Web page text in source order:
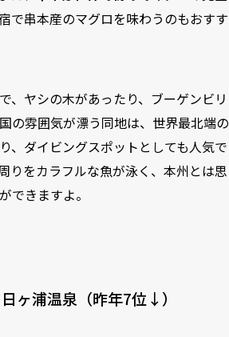
で串本産のマグロを味わうのもおすす
、ヤシの木があったり、ブーゲンビリ
の雰囲気が漂う同地は、世界最北端の
、ダイビングスポットとしても人気で
りをカラフルな魚が泳く、本州とは思
できますよ。
ヶ浦温泉（昨年7位↓）